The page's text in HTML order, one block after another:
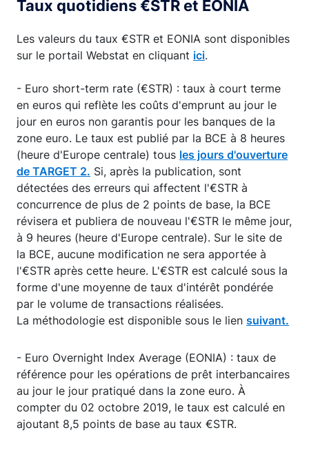
Taux quotidiens €STR et EONIA
Les valeurs du taux €STR et EONIA sont disponibles
sur le portail Webstat en cliquant ici.
- Euro short-term rate (€STR) : taux à court terme
en euros qui reflète les coûts d'emprunt au jour le
jour en euros non garantis pour les banques de la
zone euro. Le taux est publié par la BCE à 8 heures
(heure d'Europe centrale) tous les jours d'ouverture
de TARGET 2. Si, après la publication, sont
détectées des erreurs qui affectent l'€STR à
concurrence de plus de 2 points de base, la BCE
révisera et publiera de nouveau l'€STR le même jour,
à 9 heures (heure d'Europe centrale). Sur le site de
la BCE, aucune modification ne sera apportée à
l'€STR après cette heure. L'€STR est calculé sous la
forme d'une moyenne de taux d'intérêt pondérée
par le volume de transactions réalisées.
La méthodologie est disponible sous le lien suivant.
- Euro Overnight Index Average (EONIA) : taux de
référence pour les opérations de prêt interbancaires
au jour le jour pratiqué dans la zone euro. À
compter du 02 octobre 2019, le taux est calculé en
ajoutant 8,5 points de base au taux €STR.